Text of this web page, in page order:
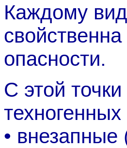
Каждому
опасности.
С этой
•